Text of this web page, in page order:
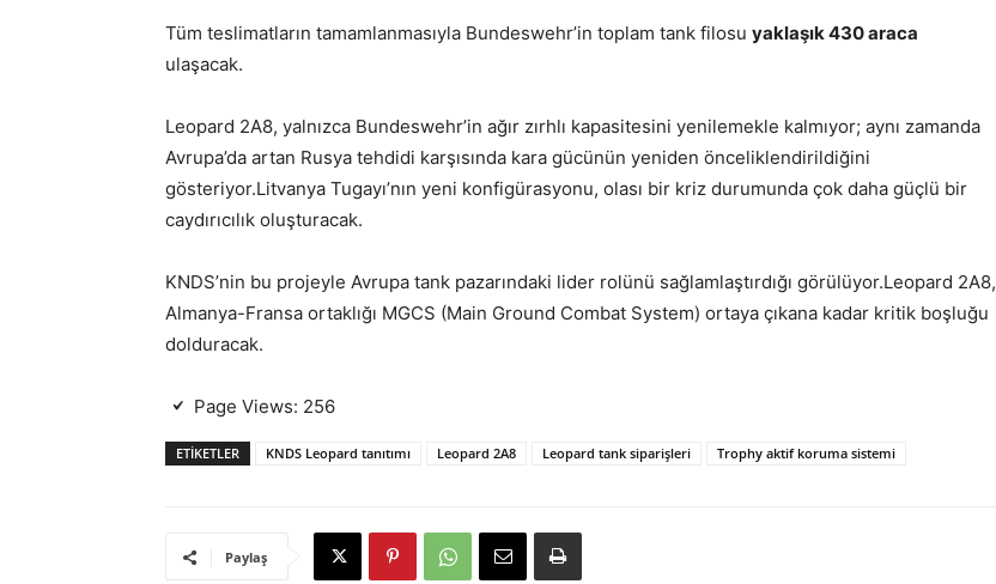
Tüm teslimatların tamamlanmasıyla Bundeswehr’in toplam tank filosu yaklaşık 430 araca
ulaşacak.
Leopard 2A8, yalnızca Bundeswehr’in ağır zırhlı kapasitesini yenilemekle kalmıyor; aynı zamanda
Avrupa’da artan Rusya tehdidi karşısında kara gücünün yeniden önceliklendirildiğini
gösteriyor.Litvanya Tugayı’nın yeni konfigürasyonu, olası bir kriz durumunda çok daha güçlü bir
caydırıcılık oluşturacak.
KNDS’nin bu projeyle Avrupa tank pazarındaki lider rolünü sağlamlaştırdığı görülüyor.Leopard 2A8,
Almanya-Fransa ortaklığı MGCS (Main Ground Combat System) ortaya çıkana kadar kritik boşluğu
dolduracak.
Page Views: 256
ETIKETLER KNDS Leopard tanıtımı Leopard 2A8 Leopard tank siparişleri Trophy aktif koruma sistemi
Paylaş